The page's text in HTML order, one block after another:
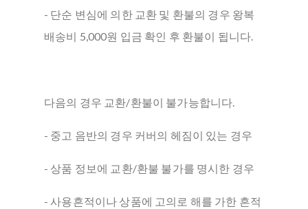
- 단순 변심에 의한 교환 및 환불의 경우 왕복
배송비 5,000원 입금 확인 후 환불이 됩니다.
다음의 경우 교환/환불이 불가능합니다.
- 중고 음반의 경우 커버의 헤짐이 있는 경우
- 상품 정보에 교환/환불 불가를 명시한 경우
- 사용흔적이나 상품에 고의로 해를 가한 흔적